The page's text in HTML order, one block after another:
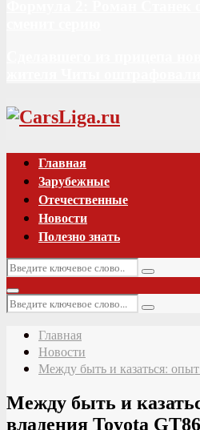
Vk
Главная
Зарубежные
Отечественные
Новости
Полезно знать
Искать:
Поиск
Основное
меню
Искать:
Поиск
Главная
Новости
Между быть и казаться:
Между быть и
владения Toyota GT86